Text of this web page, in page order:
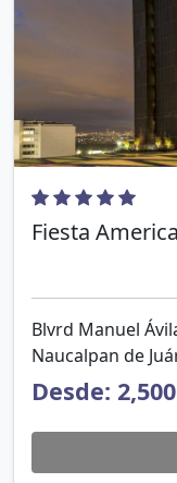
Fiesta
Blvrd Manuel
Naucalpan de
Desde: